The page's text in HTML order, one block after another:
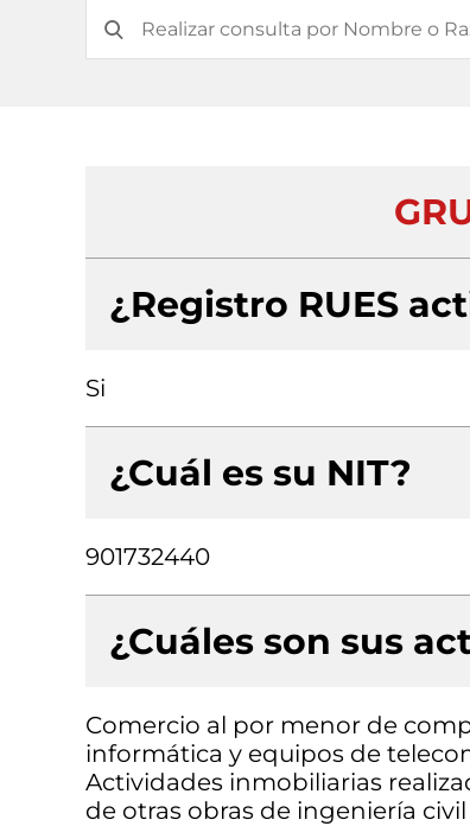
¿Registro RUES
Si
¿Cuál es su NIT?
901732440
¿Cuáles son sus
Comercio al por menor de
informática y equipos de
Actividades inmobiliarias
de otras obras de ingeniería civil